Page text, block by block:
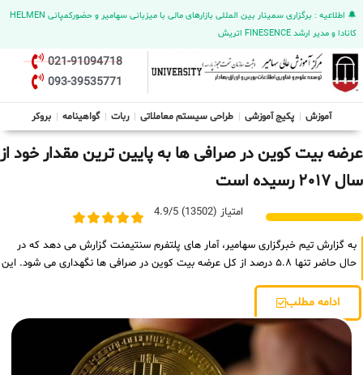
🔔 اطلاعیه : برگزاری سمینار بین المللی بازارهای مالی با میزبانی سهامیر و حضورکمپانی HELMEN
کانادا و مدیر ارشد FINESENCE اتریش
021-91094718
093-39535771
آموزش پکیج آموزشی طراحی سیستم معاملاتی ربات گواهینامه بروکر
عرضه بیت کوین در صرافی‌ ها به پایین ترین مقدار خود از
سال ۲۰۱۷ رسیده است
امتیاز (13502) 4.9/5
به گزارش تیم خبرگزاری سهامیر، آمار های پلتفرم سنتیمنت گزارش می ‌دهد که در
حال ‌حاضر تنها ۵.۸ درصد از کل عرضه بیت کوین در صرافی ‌ها نگهداری می ‌شود. این
ادامه مطلب